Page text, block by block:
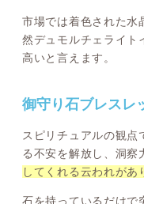
市場では着色された水
然デュモルチェライト
高いと言えます。
御守り石ブレスレ
スピリチュアルの観点
る不安を解放し、洞察
してくれる云われがあ
石を持っているだけで